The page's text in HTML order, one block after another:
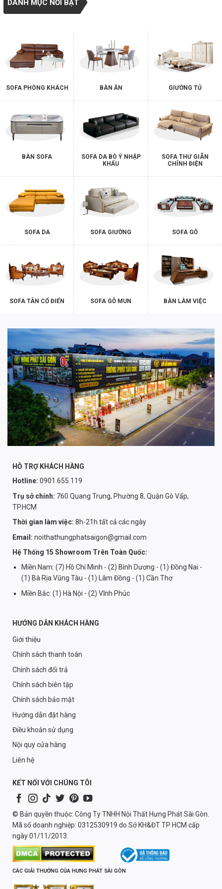
DANH MỤC NỔI BẬT
SOFA PHÒNG KHÁCH BÀN ĂN GIƯỜNG TỦ
BÀN SOFA
SOFA DA BÒ Ý NHẬP
KHẨU
SOFA THƯ GIÃN
CHỈNH ĐIỆN
SOFA DA SOFA GIƯỜNG SOFA GỖ
SOFA TÂN CỔ ĐIỂN SOFA GỖ MUN BÀN LÀM VIỆC
HỖ TRỢ KHÁCH HÀNG
Hotline: 0901.655.119
Trụ sở chính: 760 Quang Trung, Phường 8, Quận Gò Vấp,
TP.HCM
Thời gian làm việc: 8h-21h tất cả các ngày
Email: noithathungphatsaigon@gmail.com
Hệ Thống 15 Showroom Trên Toàn Quốc:
Miền Nam: (7) Hồ Chí Minh - (2) Bình Dương - (1) Đồng Nai -
(1) Bà Rịa Vũng Tàu - (1) Lâm Đồng - (1) Cần Thơ
Miền Bắc: (1) Hà Nội - (2) Vĩnh Phúc
HƯỚNG DẪN KHÁCH HÀNG
Giới thiệu
Chính sách thanh toán
Chính sách đổi trả
Chính sách biên tập
Chính sách bảo mật
Hướng dẫn đặt hàng
Điều khoản sử dụng
Nội quy cửa hàng
Liên hệ
KẾT NỐI VỚI CHÚNG TÔI
© Bản quyền thuộc: Công Ty TNHH Nội Thất Hưng Phát Sài Gòn.
Mã số doanh nghiệp: 0312530919 do Sở KH&ĐT TP HCM cấp
ngày 01/11/2013.
CÁC GIẢI THƯỞNG CỦA HƯNG PHÁT SÀI GÒN